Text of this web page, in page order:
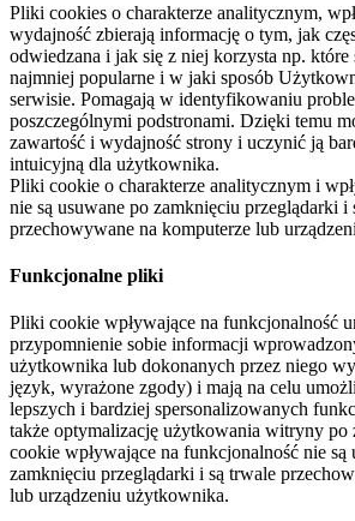
Pliki cookies o charakterze analitycznym,
wydajność zbierają informację o tym, jak
odwiedzana i jak się z niej korzysta np. które
najmniej popularne i w jaki sposób
serwisie. Pomagają w identyfikowaniu
poszczególnymi podstronami. Dzięki temu
zawartość i wydajność strony i uczynić ją
intuicyjną dla użytkownika.
Pliki cookie o charakterze analitycznym i
nie są usuwane po zamknięciu przeglądarki i
przechowywane na komputerze lub
Funkcjonalne pliki
Pliki cookie wpływające na funkcjonalność
przypomnienie sobie informacji
użytkownika lub dokonanych przez niego
język, wyrażone zgody) i mają na celu
lepszych i bardziej spersonalizowanych
także optymalizację użytkowania witryny po
cookie wpływające na funkcjonalność nie są
zamknięciu przeglądarki i są trwale
lub urządzeniu użytkownika.